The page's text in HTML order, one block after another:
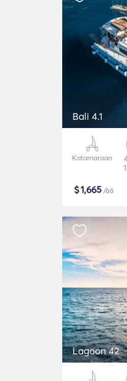
Bali 4.1
Katamaraan
$1,665 /öö
Lagoon 42